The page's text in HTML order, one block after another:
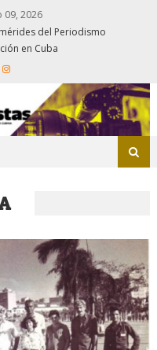
09, 2026
del Periodismo
en Cuba